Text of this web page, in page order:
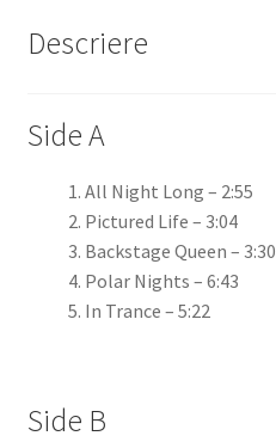
Descriere
Side A
All Night Long – 2:55
Pictured Life – 3:04
Backstage Queen – 3:30
Polar Nights – 6:43
In Trance – 5:22
Side B